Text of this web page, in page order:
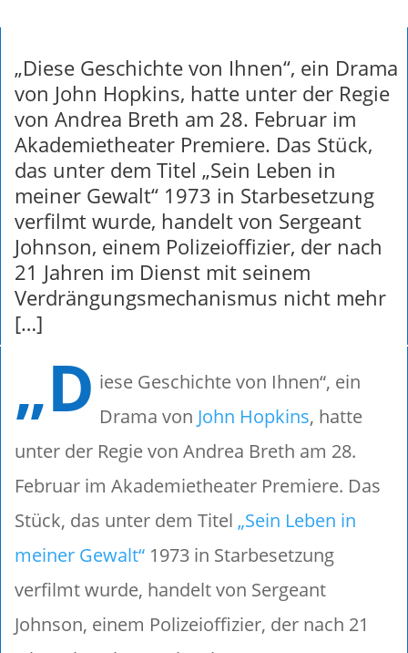
„Diese Geschichte von Ihnen“, ein Drama
von John Hopkins, hatte unter der Regie
von Andrea Breth am 28. Februar im
Akademietheater Premiere. Das Stück,
das unter dem Titel „Sein Leben in
meiner Gewalt“ 1973 in Starbesetzung
verfilmt wurde, handelt von Sergeant
Johnson, einem Polizeioffizier, der nach
21 Jahren im Dienst mit seinem
Verdrängungsmechanismus nicht mehr
[…]
„D iese Geschichte von Ihnen“, ein
Drama von John Hopkins, hatte
unter der Regie von Andrea Breth am 28.
Februar im Akademietheater Premiere. Das
Stück, das unter dem Titel „Sein Leben in
meiner Gewalt“ 1973 in Starbesetzung
verfilmt wurde, handelt von Sergeant
Johnson, einem Polizeioffizier, der nach 21